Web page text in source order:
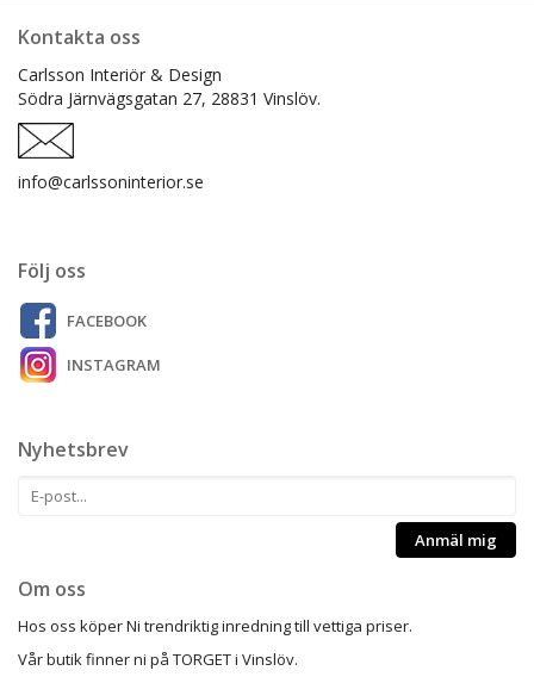
Kontakta oss
Carlsson Interiör & Design
Södra Järnvägsgatan 27, 28831 Vinslöv.
info@carlssoninterior.se
Följ oss
FACEBOOK
INSTAGRAM
Nyhetsbrev
Anmäl mig
Om oss
Hos oss köper Ni trendriktig inredning till vettiga priser.
Vår butik finner ni på TORGET i Vinslöv.